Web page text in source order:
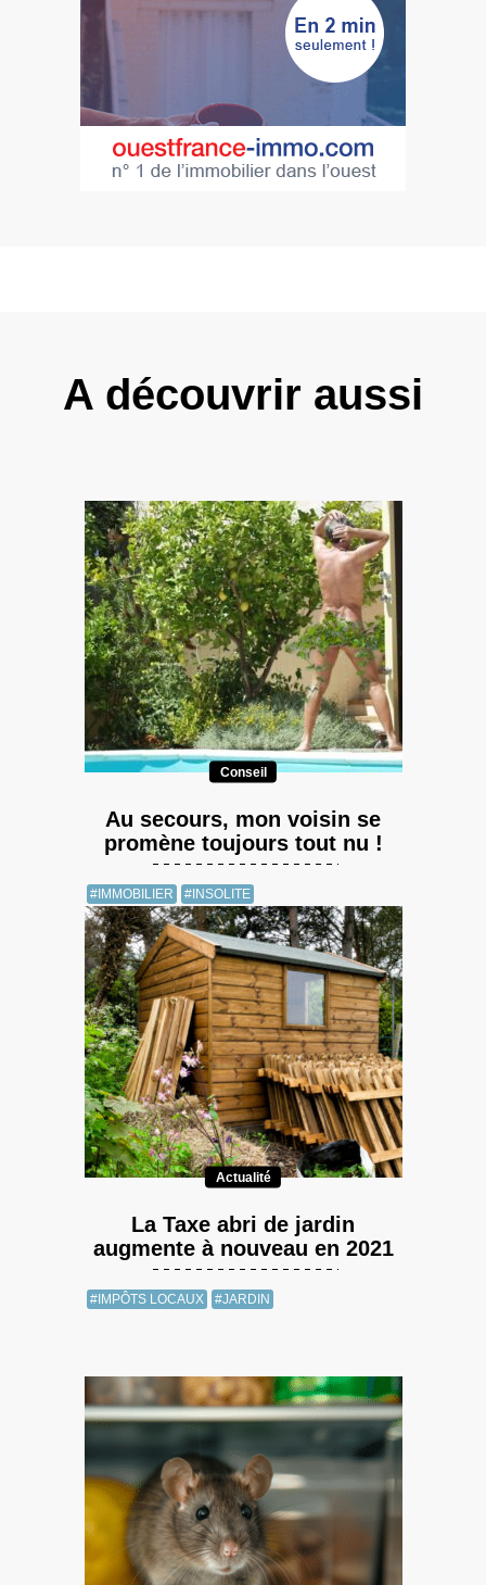
A découvrir aussi
Conseil
Au secours, mon voisin se
promène toujours tout nu !
#IMMOBILIER #INSOLITE
Actualité
La Taxe abri de jardin
augmente à nouveau en 2021
#IMPÔTS LOCAUX #JARDIN